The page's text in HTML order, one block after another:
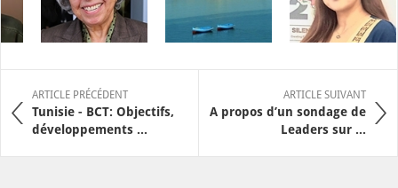
ARTICLE PRÉCÉDENT
Tunisie - BCT: Objectifs,
développements ...
ARTICLE SUIVANT
A propos d’un sondage de
Leaders sur ...